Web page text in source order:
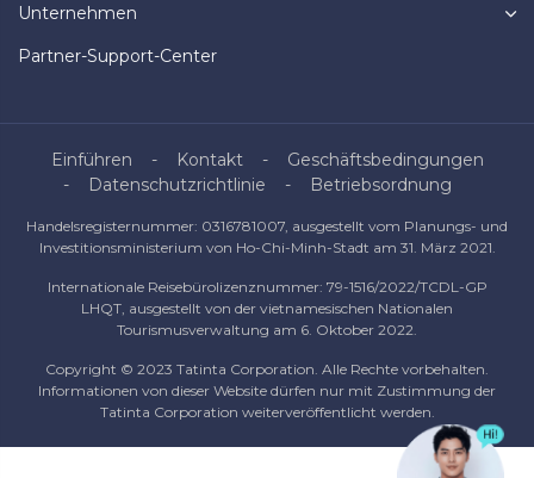
Unternehmen
Partner-Support-Center
Einführen Kontakt
Geschäftsbedingungen
Datenschutzrichtlinie
Betriebsordnung
Handelsregisternummer: 0316781007, ausgestellt vom Planungs- und
Investitionsministerium von Ho-Chi-Minh-Stadt am 31. März 2021.
Internationale Reisebürolizenznummer: 79-1516/2022/TCDL-GP
LHQT, ausgestellt von der vietnamesischen Nationalen
Tourismusverwaltung am 6. Oktober 2022.
Copyright © 2023 Tatinta Corporation. Alle Rechte vorbehalten.
Informationen von dieser Website dürfen nur mit Zustimmung der
Tatinta Corporation weiterveröffentlicht werden.